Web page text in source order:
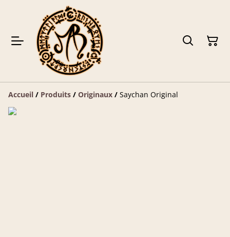
Accueil / Produits / Originaux / Saychan Original